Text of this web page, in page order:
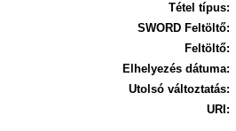
Tétel típus:
SWORD Feltöltő:
Feltöltő:
Elhelyezés dátuma:
Utolsó változtatás:
URI: